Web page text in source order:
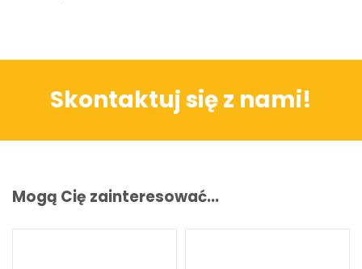
Skontaktuj się z nami!
Mogą Cię zainteresować...